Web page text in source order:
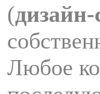
(дизайн-
Любое